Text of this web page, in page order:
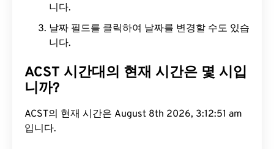
니다.
날짜 필드를 클릭하여 날짜를 변경할 수도 있습
니다.
ACST 시간대의 현재 시간은 몇 시입
니까?
ACST의 현재 시간은 August 8th 2026, 3:12:52 am
입니다.